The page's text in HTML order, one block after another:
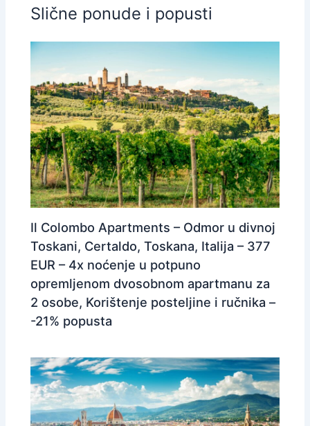
Slične ponude i popusti
Il Colombo Apartments – Odmor u divnoj
Toskani, Certaldo, Toskana, Italija – 377
EUR – 4x noćenje u potpuno
opremljenom dvosobnom apartmanu za
2 osobe, Korištenje posteljine i ručnika –
-21% popusta